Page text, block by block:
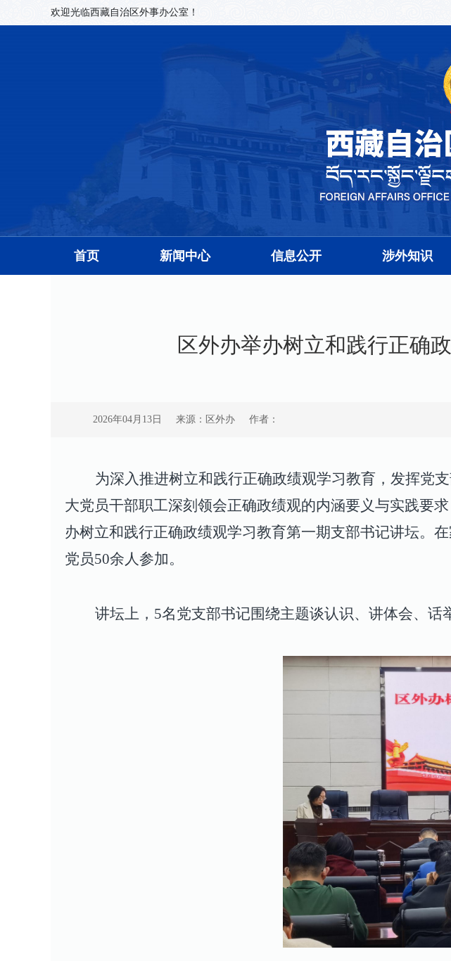
欢迎光临西藏自治区外事办公室！
首页 新闻中心 信息公开 涉外知识
区外办举办树立和践行正确
2026年04月13日 来源：区外办 作者：
为深入推进树立和践行正确政绩观学习教育，发挥党
大党员干部职工深刻领会正确政绩观的内涵要义与实践要求
办树立和践行正确政绩观学习教育第一期支部书记讲坛。
党员50余人参加。
讲坛上， 5名党支部书记围绕主题谈认识、讲体会、话